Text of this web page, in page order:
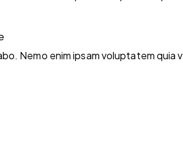
Nemo enim ipsam voluptatem